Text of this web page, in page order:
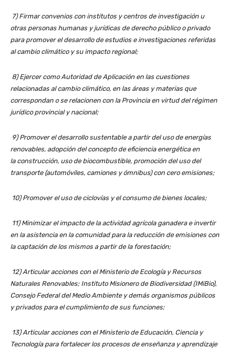
7) Firmar convenios con institutos y centros de investigación u
otras personas humanas y jurídicas de derecho público o privado
para promover el desarrollo de estudios e investigaciones referidas
al cambio climático y su impacto regional;
8) Ejercer como Autoridad de Aplicación en las cuestiones
relacionadas al cambio climático, en las áreas y materias que
correspondan o se relacionen con la Provincia en virtud del régimen
jurídico provincial y nacional;
9) Promover el desarrollo sustentable a partir del uso de energías
renovables, adopción del concepto de eficiencia energética en
la construcción, uso de biocombustible, promoción del uso del
transporte (automóviles, camiones y ómnibus) con cero emisiones;
10) Promover el uso de ciclovías y el consumo de bienes locales;
11) Minimizar el impacto de la actividad agrícola ganadera e invertir
en la asistencia en la comunidad para la reducción de emisiones con
la captación de los mismos a partir de la forestación;
12) Articular acciones con el Ministerio de Ecología y Recursos
Naturales Renovables; Instituto Misionero de Biodiversidad (IMiBio),
Consejo Federal del Medio Ambiente y demás organismos públicos
y privados para el cumplimiento de sus funciones;
13) Articular acciones con el Ministerio de Educación, Ciencia y
Tecnología para fortalecer los procesos de enseñanza y aprendizaje